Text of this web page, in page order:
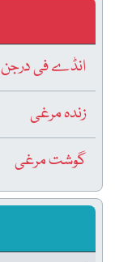
انڈے فی درجن
زندہ مرغی
گوشت مرغی